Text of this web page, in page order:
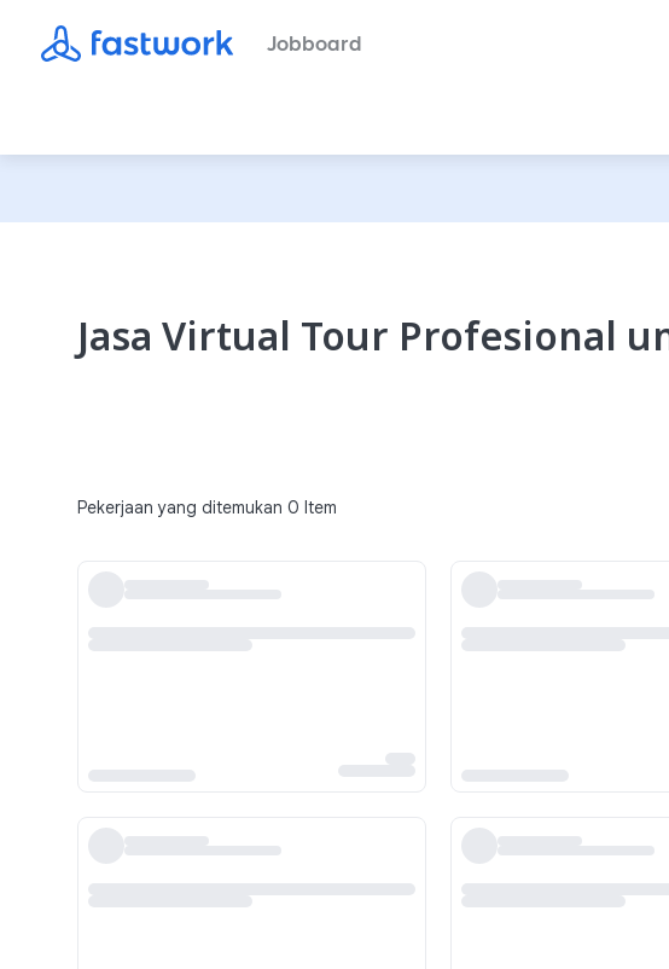
Jobboard
Jasa Virtual Tour Profesional
Pekerjaan yang ditemukan 0 Item